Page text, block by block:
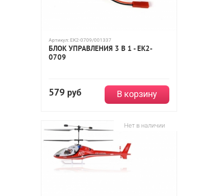
Артикул: EK2-0709/001337
БЛОК УПРАВЛЕНИЯ 3 В 1 - EK2-
0709
579 руб В корзину
Нет в наличии